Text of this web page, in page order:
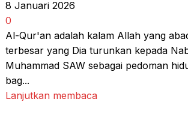
8 Januari 2026
0
Al-Qur'an adalah kalam Allah yang
terbesar yang Dia turunkan kepada
Muhammad SAW sebagai pedoman
bag...
Lanjutkan membaca